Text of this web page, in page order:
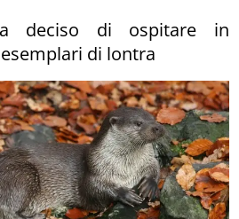
deciso di ospitare in
di lontra